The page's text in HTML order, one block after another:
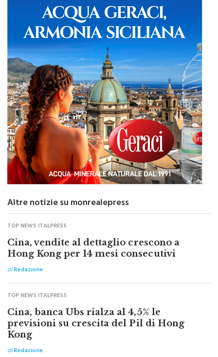
Altre notizie su monrealepress
TOP NEWS ITALPRESS
Cina, vendite al dettaglio crescono a
Hong Kong per 14 mesi consecutivi
diRedazione
TOP NEWS ITALPRESS
Cina, banca Ubs rialza al 4,5% le
previsioni su crescita del Pil di Hong
Kong